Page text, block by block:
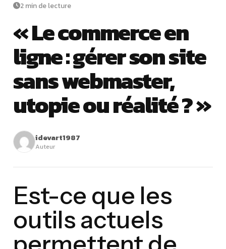
2 min de lecture
« Le commerce en
ligne : gérer son site
sans webmaster,
utopie ou réalité ? »
idevart1987
Auteur
Est-ce que les
outils actuels